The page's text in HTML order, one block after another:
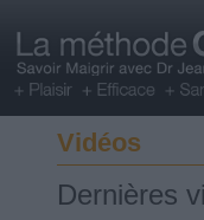
Vidéos
Dernières